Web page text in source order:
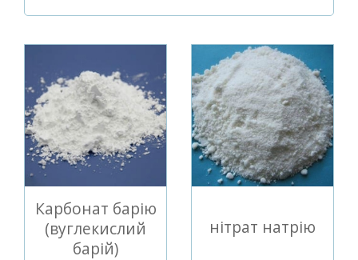
Карбонат барію
(вуглекислий
барій)
нітрат натрію